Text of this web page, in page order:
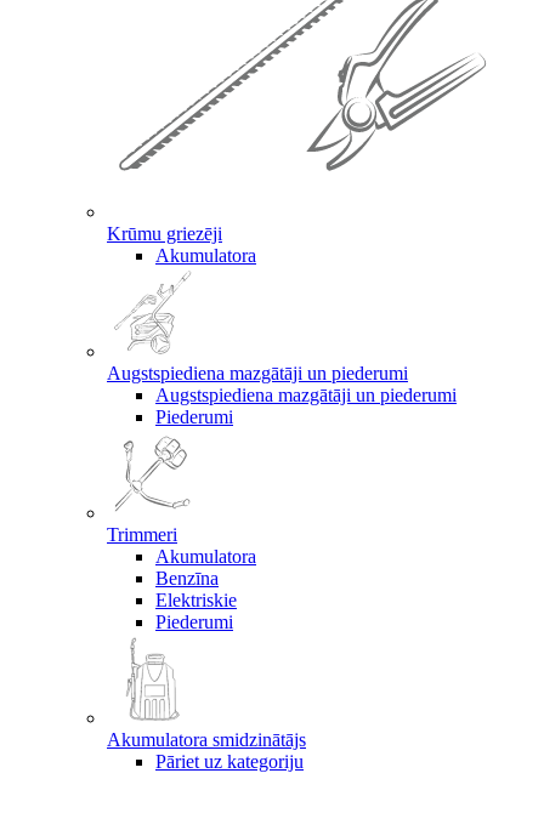
Krūmu griezēji
Akumulatora
Augstspiediena mazgātāji un piederumi
Augstspiediena mazgātāji un piederumi
Piederumi
Trimmeri
Akumulatora
Benzīna
Elektriskie
Piederumi
Akumulatora smidzinātājs
Pāriet uz kategoriju